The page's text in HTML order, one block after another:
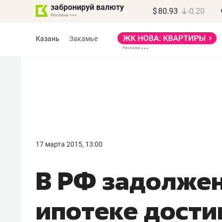
забронируй валюту $ 80.93 -0.20
Казань Закамье
17 марта 2015, 13:00
В РФ
ипотеке
девелопера – найти
правильный продукт»
Девелопер из топ-10*
Башкортостана входит в Татарстан